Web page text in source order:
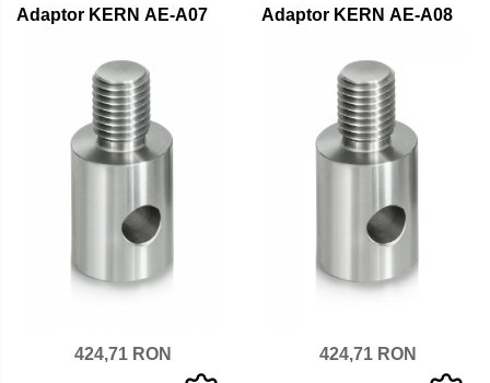
Adaptor KERN AE-A07
424,71 RON
Adaptor KERN AE-A08
424,71 RON